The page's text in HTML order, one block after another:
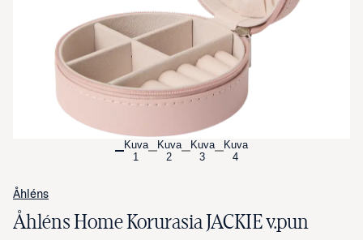
Kuva
1
Kuva
2
Kuva
3
Kuva
4
Åhléns
Åhléns Home Korurasia JACKIE v.pun